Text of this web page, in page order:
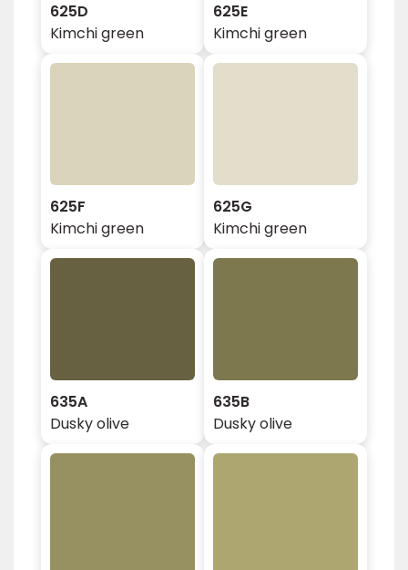
625D
Kimchi green
625E
Kimchi green
625F
Kimchi green
625G
Kimchi green
635A
Dusky olive
635B
Dusky olive